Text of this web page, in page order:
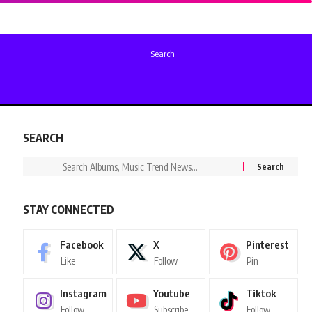
Search
SEARCH
STAY CONNECTED
Facebook
Like
X
Follow
Pinterest
Pin
Instagram
Follow
Youtube
Subscribe
Tiktok
Follow